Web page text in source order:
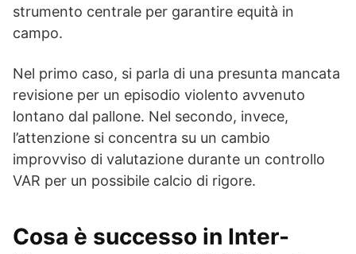
strumento centrale per garantire equità in
campo.
Nel primo caso, si parla di una presunta mancata
revisione per un episodio violento avvenuto
lontano dal pallone. Nel secondo, invece,
l’attenzione si concentra su un cambio
improvviso di valutazione durante un controllo
VAR per un possibile calcio di rigore.
Cosa è successo in Inter-